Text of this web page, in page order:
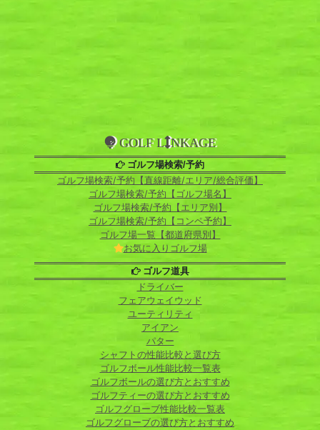
GOLF L NKAGE
ゴルフ場検索/予約
ゴルフ場検索/予約【直線距離/エリア/総合評価】
ゴルフ場検索/予約【ゴルフ場名】
ゴルフ場検索/予約【エリア別】
ゴルフ場検索/予約【コンペ予約】
ゴルフ場一覧【都道府県別】
お気に入りゴルフ場
ゴルフ道具
ドライバー
フェアウェイウッド
ユーティリティ
アイアン
パター
シャフトの性能比較と選び方
ゴルフボール性能比較一覧表
ゴルフボールの選び方とおすすめ
ゴルフティーの選び方とおすすめ
ゴルフグローブ性能比較一覧表
ゴルフグローブの選び方とおすすめ